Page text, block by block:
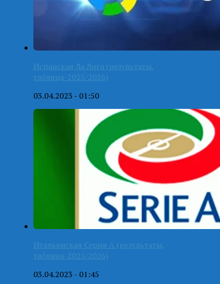
Испанская Ла Лига (результаты,
таблица-2025/2026)
03.04.2023 - 01:50
Итальянская Серия А (результаты,
таблица-2025/2026)
03.04.2023 - 01:45